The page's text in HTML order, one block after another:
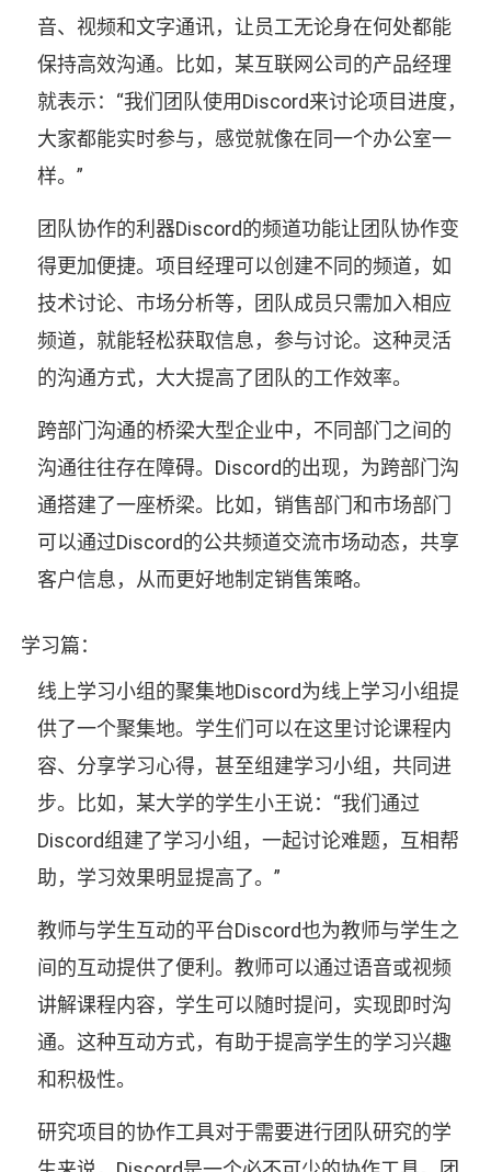
音、视频和文字通讯，让员工无论身在何处都能
保持高效沟通。比如，某互联网公司的产品经理
就表示：“我们团队使用Discord来讨论项目进度，
大家都能实时参与，感觉就像在同一个办公室一
样。”
团队协作的利器Discord的频道功能让团队协作变
得更加便捷。项目经理可以创建不同的频道，如
技术讨论、市场分析等，团队成员只需加入相应
频道，就能轻松获取信息，参与讨论。这种灵活
的沟通方式，大大提高了团队的工作效率。
跨部门沟通的桥梁大型企业中，不同部门之间的
沟通往往存在障碍。Discord的出现，为跨部门沟
通搭建了一座桥梁。比如，销售部门和市场部门
可以通过Discord的公共频道交流市场动态，共享
客户信息，从而更好地制定销售策略。
学习篇：
线上学习小组的聚集地Discord为线上学习小组提
供了一个聚集地。学生们可以在这里讨论课程内
容、分享学习心得，甚至组建学习小组，共同进
步。比如，某大学的学生小王说：“我们通过
Discord组建了学习小组，一起讨论难题，互相帮
助，学习效果明显提高了。”
教师与学生互动的平台Discord也为教师与学生之
间的互动提供了便利。教师可以通过语音或视频
讲解课程内容，学生可以随时提问，实现即时沟
通。这种互动方式，有助于提高学生的学习兴趣
和积极性。
研究项目的协作工具对于需要进行团队研究的学